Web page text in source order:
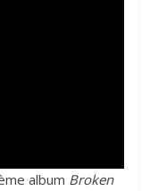
album Broken